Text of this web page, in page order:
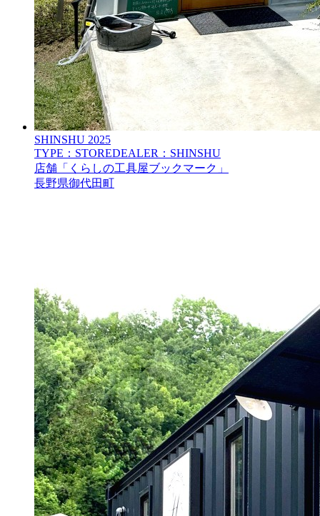
SHINSHU 2025
TYPE：STOREDEALER：SHINSHU
店舗「くらしの工具屋ブックマーク」
長野県御代田町